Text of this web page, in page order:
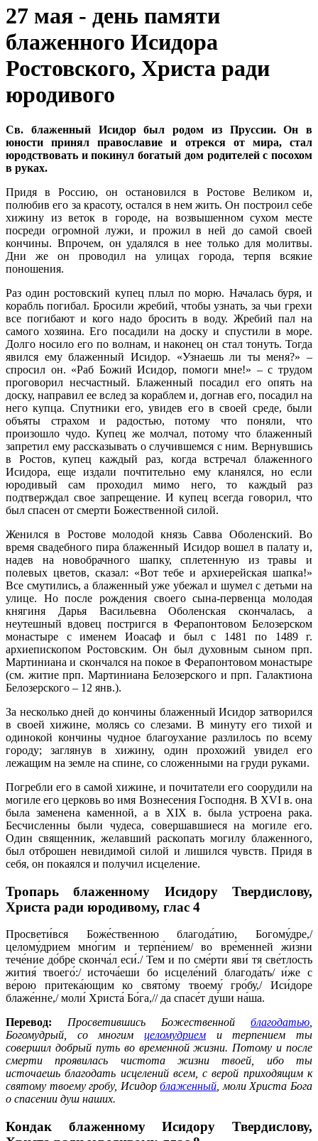
27 мая - день памяти
блаженного Исидора
Ростовского, Христа ради
юродивого
Св. блаженный Исидор был родом из Пруссии. Он в
юности принял православие и отрекся от мира, стал
юродствовать и покинул богатый дом родителей с посохом
в руках.
Придя в Россию, он остановился в Ростове Великом и,
полюбив его за красоту, остался в нем жить. Он построил себе
хижину из веток в городе, на возвышенном сухом месте
посреди огромной лужи, и прожил в ней до самой своей
кончины. Впрочем, он удалялся в нее только для молитвы.
Дни же он проводил на улицах города, терпя всякие
поношения.
Раз один ростовский купец плыл по морю. Началась буря, и
корабль погибал. Бросили жребий, чтобы узнать, за чьи грехи
все погибают и кого надо бросить в воду. Жребий пал на
самого хозяина. Его посадили на доску и спустили в море.
Долго носило его по волнам, и наконец он стал тонуть. Тогда
явился ему блаженный Исидор. «Узнаешь ли ты меня?» –
спросил он. «Раб Божий Исидор, помоги мне!» – с трудом
проговорил несчастный. Блаженный посадил его опять на
доску, направил ее вслед за кораблем и, догнав его, посадил на
него купца. Спутники его, увидев его в своей среде, были
объяты страхом и радостью, потому что поняли, что
произошло чудо. Купец же молчал, потому что блаженный
запретил ему рассказывать о случившемся с ним. Вернувшись
в Ростов, купец каждый раз, когда встречал блаженного
Исидора, еще издали почтительно ему кланялся, но если
юродивый сам проходил мимо него, то каждый раз
подтверждал свое запрещение. И купец всегда говорил, что
был спасен от смерти Божественной силой.
Женился в Ростове молодой князь Савва Оболенский. Во
время свадебного пира блаженный Исидор вошел в палату и,
надев на новобрачного шапку, сплетенную из травы и
полевых цветов, сказал: «Вот тебе и архиерейская шапка!»
Все смутились, а блаженный уже убежал и шумел с детьми на
улице. Но после рождения своего сына-первенца молодая
княгиня Дарья Васильевна Оболенская скончалась, а
неутешный вдовец постригся в Ферапонтовом Белозерском
монастыре с именем Иоасаф и был с 1481 по 1489 г.
архиепископом Ростовским. Он был духовным сыном прп.
Мартиниана и скончался на покое в Ферапонтовом монастыре
(см. житие прп. Мартиниана Белозерского и прп. Галактиона
Белозерского – 12 янв.).
За несколько дней до кончины блаженный Исидор затворился
в своей хижине, молясь со слезами. В минуту его тихой и
одинокой кончины чудное благоухание разлилось по всему
городу; заглянув в хижину, один прохожий увидел его
лежащим на земле на спине, со сложенными на груди руками.
Погребли его в самой хижине, и почитатели его соорудили на
могиле его церковь во имя Вознесения Господня. В XVI в. она
была заменена каменной, а в XIX в. была устроена рака.
Бесчисленны были чудеса, совершавшиеся на могиле его.
Один священник, желавший раскопать могилу блаженного,
был отброшен невидимой силой и лишился чувств. Придя в
себя, он покаялся и получил исцеление.
Тропарь блаженному Исидору Твердислову,
Христа ради юродивому, глас 4
Просвети́вся Боже́ственною благода́тию, Богому́дре,/
целому́дрием мно́гим и терпе́нием/ во вре́менней жи́зни
тече́ние до́бре сконча́л еси́./ Тем и по сме́рти яви́ тя све́тлость
жития́ твоего́:/ источа́еши бо исцеле́ний благода́ть/ и́же с
ве́рою притека́ющим ко свято́му твоему́ гро́бу,/ Иси́доре
блаже́нне,/ моли́ Христа́ Бо́га,// да спасе́т ду́ши на́ша.
Перевод:
Просветившись Божественной благодатью
Богомудрый, со многим
целомудрием
и терпением ты
совершил добрый путь во временной жизни. Потому и после
смерти проявилась чистота жизни твоей, ибо ты
источаешь благодать исцелений всем, с верой приходящим к
святому твоему гробу, Исидор блаженный , моли Христа Бога
о спасении душ наших.
Кондак блаженному Исидору Твердислову,